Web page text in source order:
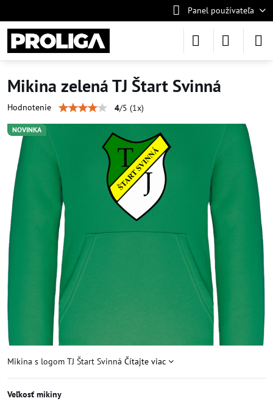
Panel používateľa
NOVINKA
Mikina zelená TJ Štart Svinná
Hodnotenie 4/5 (1x)
Mikina s logom TJ Štart Svinná Čítajte viac
Veľkosť mikiny